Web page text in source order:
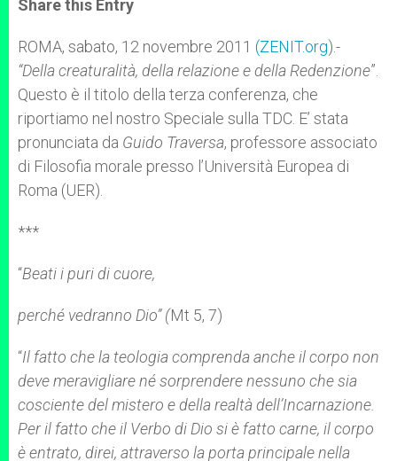
s
p
p
e
g
e
r
b
o
k
r
Share this Entry
ROMA, sabato, 12 novembre 2011 (ZENIT.org).-
“Della creaturalità, della relazione e della Redenzione”.
Questo è il titolo della terza conferenza, che
riportiamo nel nostro Speciale sulla TDC. E’ stata
pronunciata da Guido Traversa, professore associato
di Filosofia morale presso l’Università Europea di
Roma (UER).
***
“Beati i puri di cuore,
perché vedranno Dio” (Mt 5, 7)
“Il fatto chela teologia comprenda anche il corpo non
deve meravigliare né sorprendere nessuno che sia
cosciente del mistero e della realtà dell’Incarnazione.
Per il fatto che il Verbo di Dio si è fatto carne, il corpo
è entrato, direi, attraverso la porta principale nella